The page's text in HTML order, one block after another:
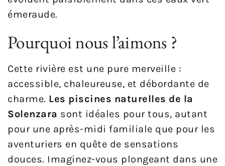
émeraude.
Pourquoi nous l’aimons ?
Cette rivière est une pure merveille :
accessible, chaleureuse, et débordante de
charme. Les piscines naturelles de la
Solenzara sont idéales pour tous, autant
pour une après-midi familiale que pour les
aventuriers en quête de sensations
douces. Imaginez-vous plongeant dans une